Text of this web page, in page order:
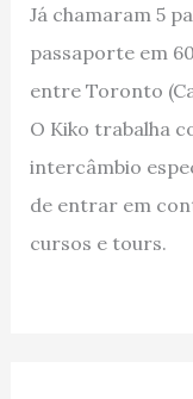
Já chamaram 5
passaporte em
entre Toronto
O Kiko trabalha
intercâmbio
de entrar em
cursos e tours.